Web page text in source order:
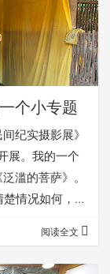
个小专题
纪实摄影展》
展。我的一个
滥的菩萨》。
情况如何，在
是一个从不缺
有神明”。从现
阅读全文